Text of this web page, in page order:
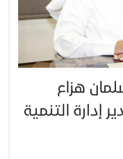
هزاع
إدارة التنمية